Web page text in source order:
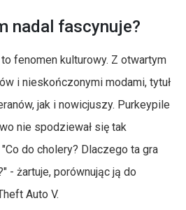
nadal fascynuje?
fenomen kulturowy. Z otwartym
i nieskończonymi modami, tytuł
jak i nowicjuszy. Purkeypile
nie spodziewał się tak
do cholery? Dlaczego ta gra
- żartuje, porównując ją do
Auto V.